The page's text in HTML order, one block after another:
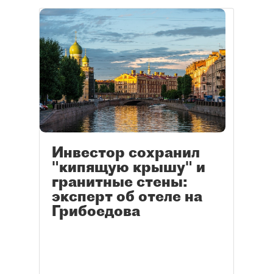
Инвестор сохранил
"кипящую крышу" и
гранитные стены:
эксперт об отеле на
Грибоедова